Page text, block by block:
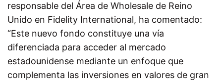
responsable del Área de Wholesale de Reino
Unido en Fidelity International, ha comentado:
“Este nuevo fondo constituye una vía
diferenciada para acceder al mercado
estadounidense mediante un enfoque que
complementa las inversiones en valores de gran